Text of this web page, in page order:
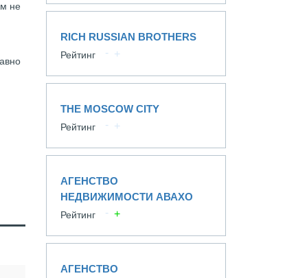
не
RICH RUSSIAN BROTHERS
Рейтинг
THE MOSCOW CITY
Рейтинг
АГЕНСТВО
НЕДВИЖИМОСТИ АВАХО
Рейтинг
АГЕНСТВО